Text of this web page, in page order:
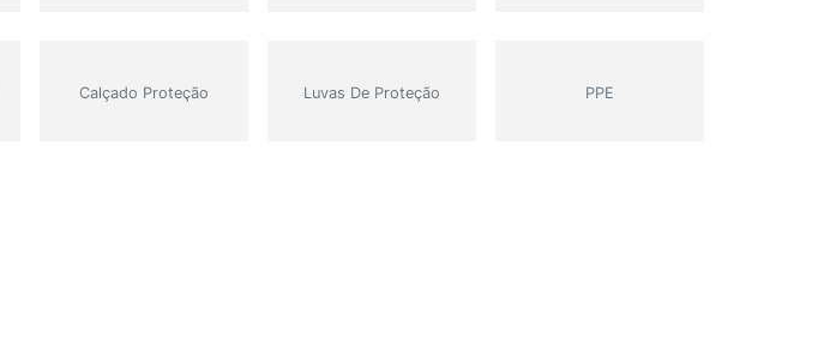
Calçado Proteção Luvas De Proteção PPE